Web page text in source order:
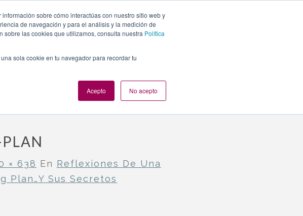
sobre cómo interactúas con nuestro sitio web y
de navegación y para el análisis y la medición de
sobre las cookies que utilizamos, consulta nuestra Política
sola cookie en tu navegador para recordar tu
Acepto No acepto
TE OFRECEMOS PLANES NUESTROS EVENTOS
× 638 En Reflexiones De Una
Plan…y Sus Secretos